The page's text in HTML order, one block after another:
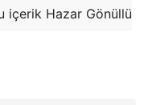
içerik Hazar Gönüllü